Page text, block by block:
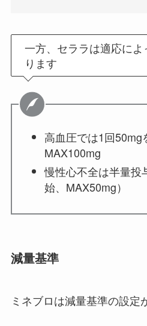
一方、セララは適応に
ります
高血圧では1回50mg
MAX100mg
慢性心不全は半量投
始、MAX50mg）
減量基準
ミネブロは減量基準の設定